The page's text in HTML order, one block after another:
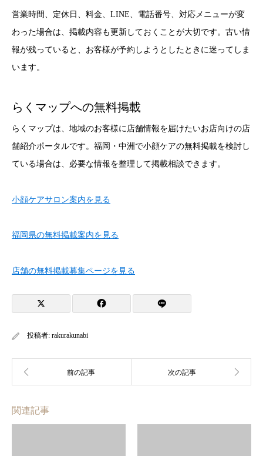
営業時間、定休日、料金、LINE、電話番号、対応メニューが変
わった場合は、掲載内容も更新しておくことが大切です。古い情
報が残っていると、お客様が予約しようとしたときに迷ってしま
います。
らくマップへの無料掲載
らくマップは、地域のお客様に店舗情報を届けたいお店向けの店
舗紹介ポータルです。福岡・中洲で小顔ケアの無料掲載を検討し
ている場合は、必要な情報を整理して掲載相談できます。
小顔ケアサロン案内を見る
福岡県の無料掲載案内を見る
店舗の無料掲載募集ページを見る
投稿者: rakurakunabi
関連記事